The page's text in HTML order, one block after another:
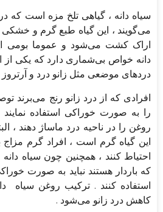
سیاه دانه ، گیاهی تلخ مزه است که
می‌گویند ، این گیاه طبع گرم و خشکی
اراک کشت می‌شود و عموما بومی
دانه خواص بی‌شماری دارد که یکی از
درد‌های موضعی مثل زانو درد و
افرادی که از درد زانو رنج می‌برند
را به صورت خوراکی استفاده نمایند
روغن را در ناحیه درد ماساژ دهند ،
این گیاه گرم است ، افراد گرم
احتیاط کنند ، همچنین چون سیاه دانه
که باردار هستند نباید به صورت
استفاده کنند . ترکیب روغن سیاه
کاهش درد زانو می‌شود .